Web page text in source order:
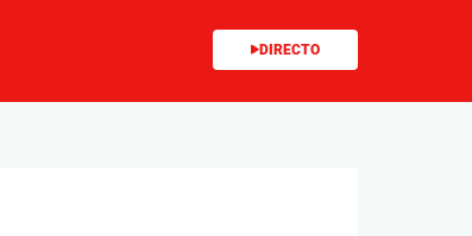
DIRECTO